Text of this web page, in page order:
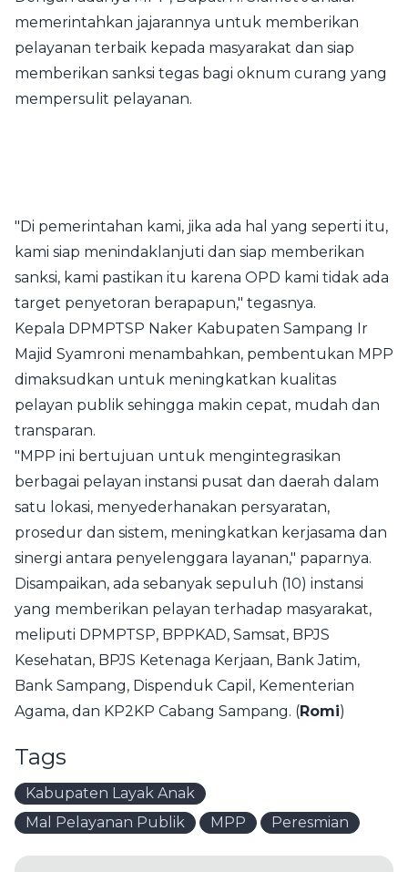
memerintahkan jajarannya untuk memberikan
pelayanan terbaik kepada masyarakat dan siap
memberikan sanksi tegas bagi oknum curang yang
mempersulit pelayanan.
"Di pemerintahan kami, jika ada hal yang seperti itu,
kami siap menindaklanjuti dan siap memberikan
sanksi, kami pastikan itu karena OPD kami tidak ada
target penyetoran berapapun," tegasnya.
Kepala DPMPTSP Naker Kabupaten Sampang Ir
Majid Syamroni menambahkan, pembentukan MPP
dimaksudkan untuk meningkatkan kualitas
pelayan publik sehingga makin cepat, mudah dan
transparan.
"MPP ini bertujuan untuk mengintegrasikan
berbagai pelayan instansi pusat dan daerah dalam
satu lokasi, menyederhanakan persyaratan,
prosedur dan sistem, meningkatkan kerjasama dan
sinergi antara penyelenggara layanan," paparnya.
Disampaikan, ada sebanyak sepuluh (10) instansi
yang memberikan pelayan terhadap masyarakat,
meliputi DPMPTSP, BPPKAD, Samsat, BPJS
Kesehatan, BPJS Ketenaga Kerjaan, Bank Jatim,
Bank Sampang, Dispenduk Capil, Kementerian
Agama, dan KP2KP Cabang Sampang. (Romi)
Tags
Kabupaten Layak Anak
Mal Pelayanan Publik
MPP Peresmian